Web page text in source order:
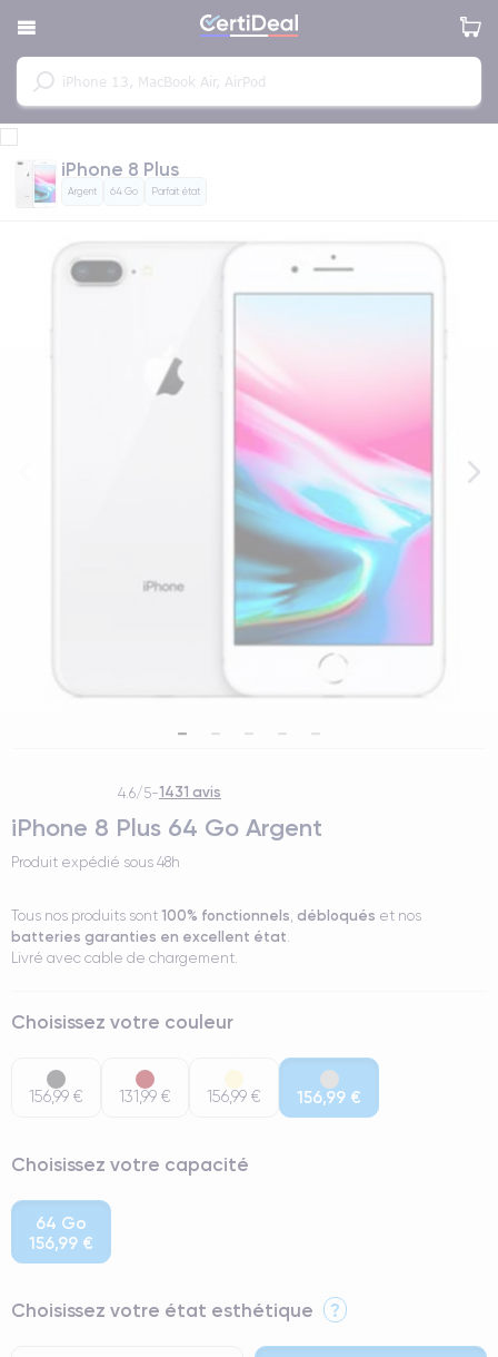
iPhone 8 Plus
Argent 64 Go Parfait état
4.6/5-1431 avis
iPhone 8 Plus 64 Go Argent
Produit expédié sous 48h
Tous nos produits sont 100% fonctionnels, débloqués et nos
batteries garanties en excellent état.
Livré avec cable de chargement.
Choisissez votre couleur
156,99 € 131,99 € 156,99 € 156,99 €
Choisissez votre capacité
64 Go
156,99 €
Choisissez votre état esthétique ?